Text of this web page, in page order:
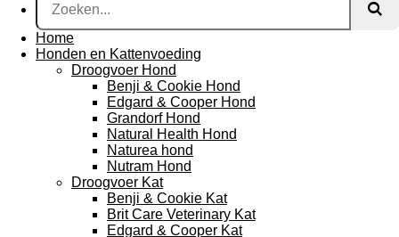
Home
Honden en Kattenvoeding
Droogvoer Hond
Benji & Cookie Hond
Edgard & Cooper Hond
Grandorf Hond
Natural Health Hond
Naturea hond
Nutram Hond
Droogvoer Kat
Benji & Cookie Kat
Brit Care Veterinary Kat
Edgard & Cooper Kat